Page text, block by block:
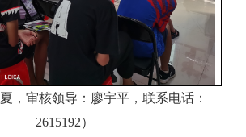
，审核领导：廖宇平，联系电话：
2615192）